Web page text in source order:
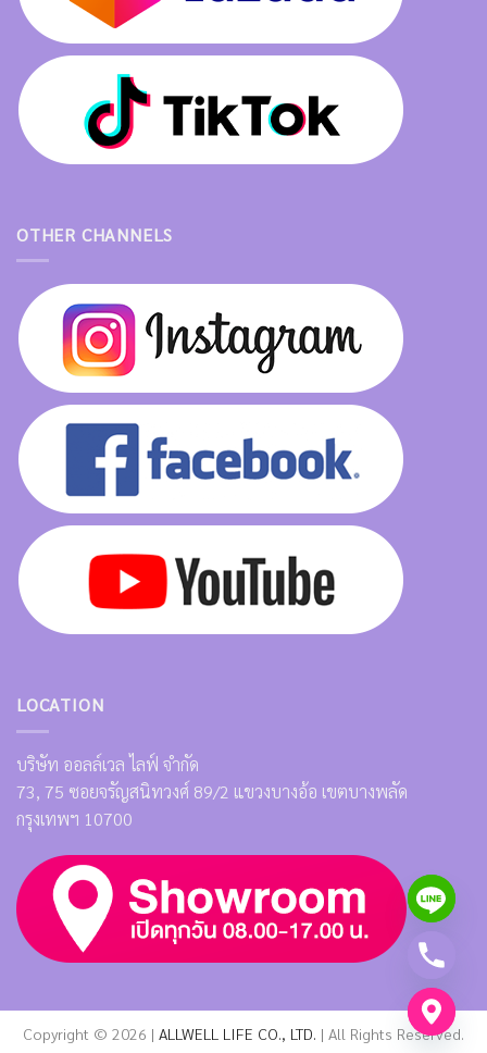
OTHER CHANNELS
LOCATION
บริษัท ออลล์เวล ไลฟ์ จำกัด
73, 75 ซอยจรัญสนิทวงศ์ 89/2 แขวงบางอ้อ เขตบางพลัด
กรุงเทพฯ 10700
Copyright © 2026 | ALLWELL LIFE CO., LTD. | All Rights Reserved.